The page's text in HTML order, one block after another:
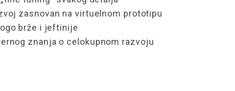
zasnovan navirtuelnom prototipu
brže i jeftinije
znanja o celokupnom razvoju